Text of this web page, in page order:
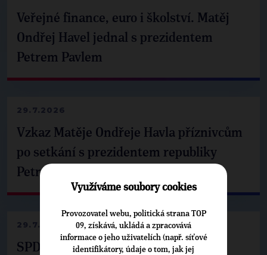
Veřejné finance, euro i školství. Matěj
Ondřej Havel jednal s prezidentem
Petrem Pavlem
29.7.2026
Vzkaz Matěje Ondřeje Havla příznivcům
po setkání s prezidentem republiky
Petrem Pavlem
29.7.2026
SPD už není ve zprávě o extremismu.
Využíváme soubory cookies
Provozovatel webu, politická strana TOP
09, získává, ukládá a zpracovává
informace o jeho uživatelích (např. síťové
identifikátory, údaje o tom, jak jej